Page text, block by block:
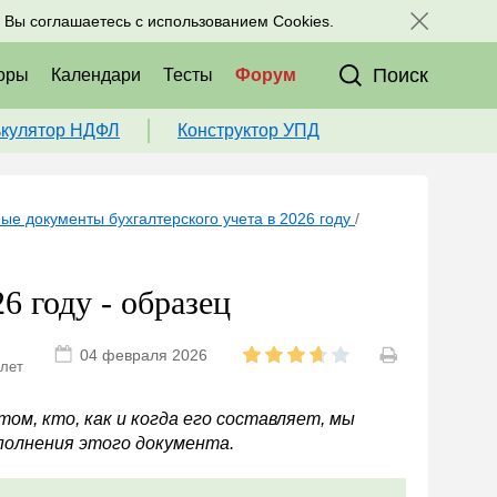
соглашаетесь с использованием Cookies.
к нам в соц. сетях:
Календари Тесты Форум Поиск
НДФЛ Конструктор УПД
документы бухгалтерского учета в 2026 году /
году - образец
04 февраля 2026
кто, как и когда его составляет, мы
этого документа.